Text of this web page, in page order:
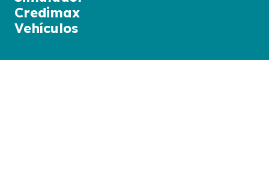
Credimax
Vehículos